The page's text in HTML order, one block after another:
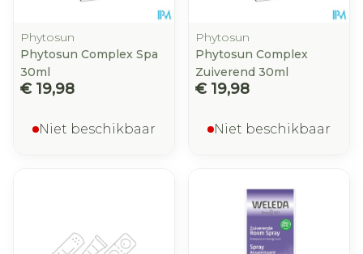
Phytosun
Phytosun Complex Spa
30ml
€ 19,98
Niet beschikbaar
Phytosun
Phytosun Complex
Zuiverend 30ml
€ 19,98
Niet beschikbaar